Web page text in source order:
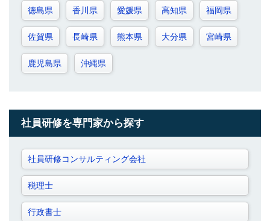
徳島県 香川県 愛媛県 高知県 福岡県
佐賀県 長崎県 熊本県 大分県 宮崎県
鹿児島県 沖縄県
社員研修を専門家から探す
社員研修コンサルティング会社
税理士
行政書士